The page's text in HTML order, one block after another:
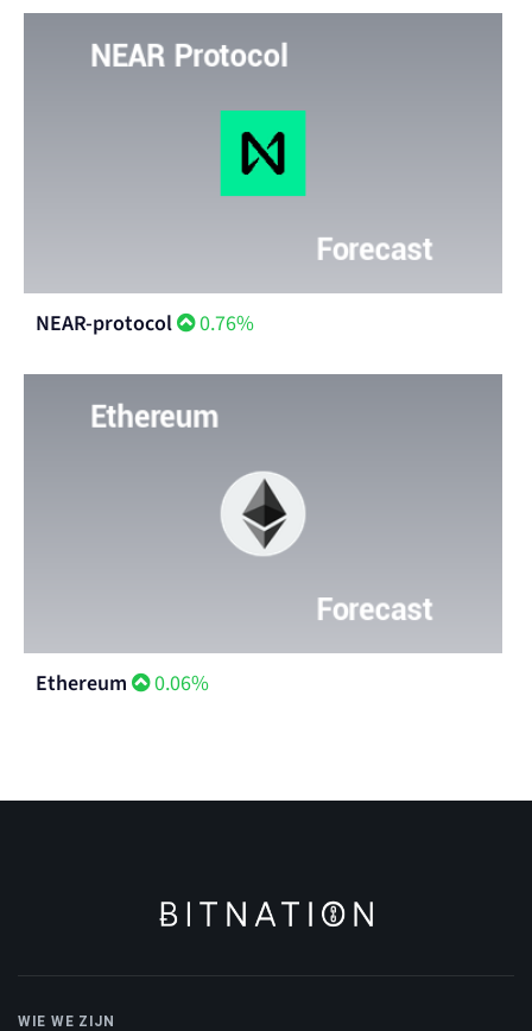
NEAR-protocol 0.76%
Ethereum 0.06%
WIE WE ZIJN